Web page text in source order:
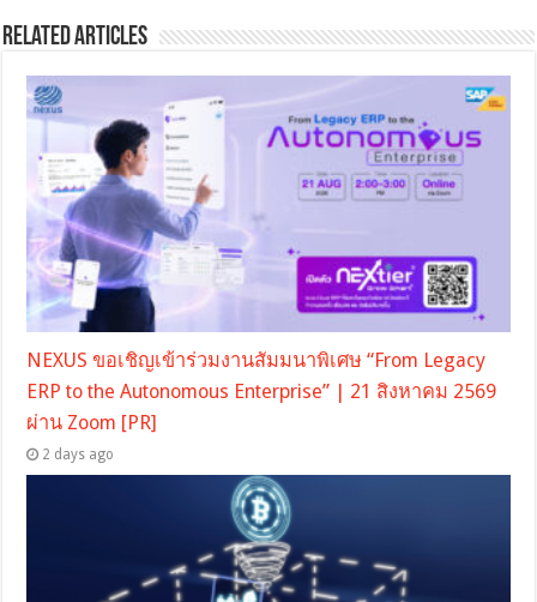
Related Articles
NEXUS ขอเชิญเข้าร่วมงานสัมมนาพิเศษ “From Legacy
ERP to the Autonomous Enterprise” | 21 สิงหาคม 2569
ผ่าน Zoom [PR]
2 days ago